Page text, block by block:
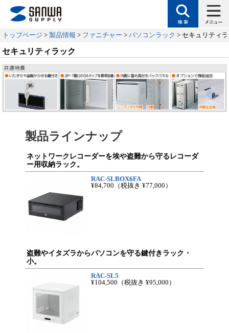
トップページ > 製品情報 > ファニチャー > パソコンラック > セキュリティ
セキュリティラック
製品ラインナップ
ネットワークレコーダーを埃や盗難から守るレコーダ
ー用収納ラック。
RAC-SLBOX6FA
¥84,700 （税抜き ¥77,000）
盗難やイタズラからパソコンを守る鍵付きラック・
小。
RAC-SL5
¥104,500 （税抜き ¥95,000）